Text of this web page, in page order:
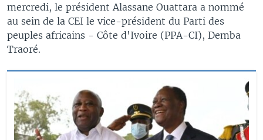
mercredi, le président Alassane Ouattara a nommé
au sein de la CEI le vice-président du Parti des
peuples africains - Côte d'Ivoire (PPA-CI), Demba
Traoré.